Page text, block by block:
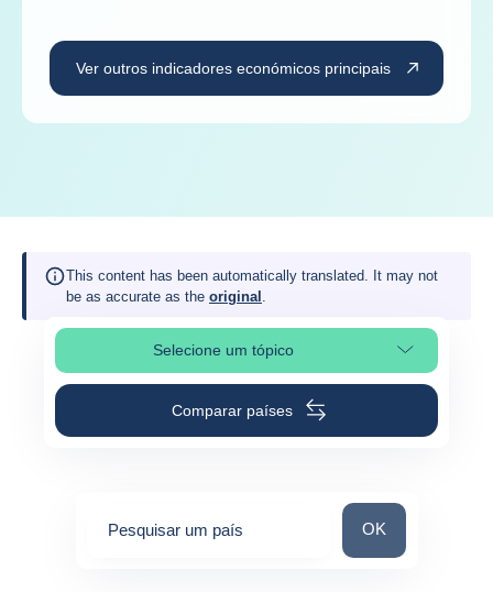
Ver outros indicadores económicos principais
This content has been automatically translated. It may not
be as accurate as the original .
Selecione um tópicoSelecionar a secção da página
Comparar países
Pesquisar um país Pesquisar um
OK